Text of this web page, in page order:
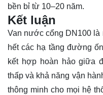
bền bỉ từ 10–20 năm.
Kết luận
Van nước cổng DN100 là
hết các hạ tầng đường
kết hợp hoàn hảo giữa
thấp và khả năng vận
thông minh cho mọi hệ